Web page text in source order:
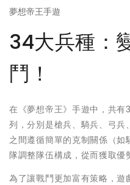
夢想帝王手遊
34大兵種：
鬥！
在《夢想帝王》手遊中，共
列，分別是槍兵、騎兵、弓
之間遵循簡單的克制關係（
隊調整隊伍構成，從而獲取優
為了讓戰鬥更加富有策略，